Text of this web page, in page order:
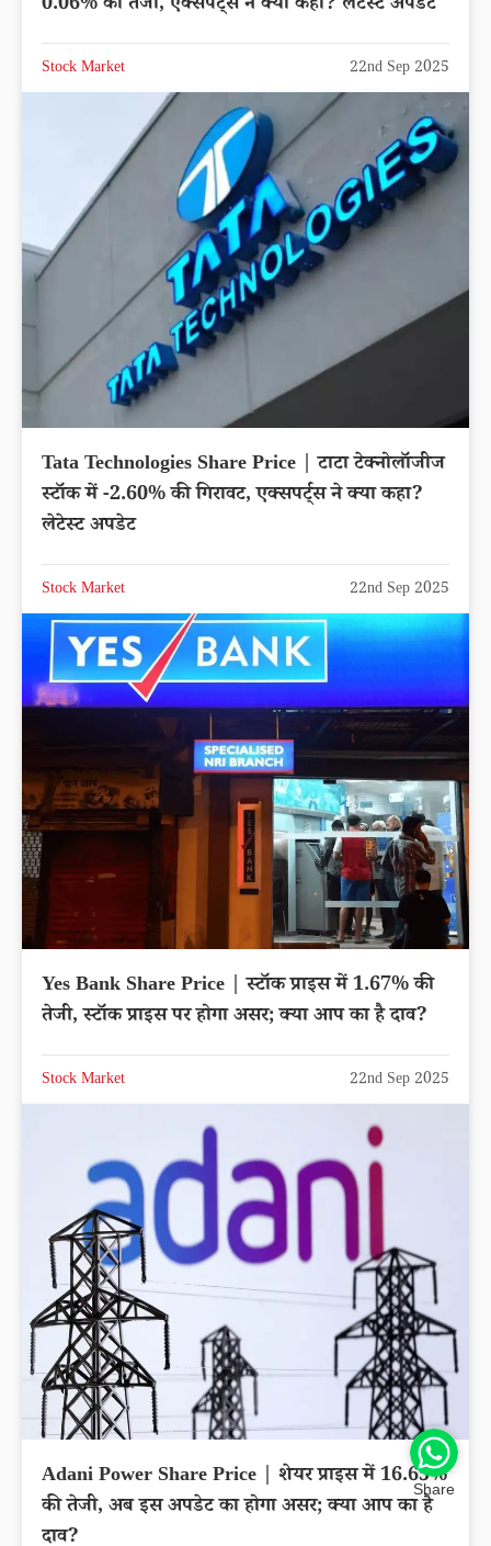
Stock Market 22nd Sep 2025
Tata Technologies Share Price | टाटा टेक्नोलॉजीज
स्टॉक में -2.60% की गिरावट, एक्सपर्ट्स ने क्या कहा?
लेटेस्ट अपडेट
Stock Market 22nd Sep 2025
Yes Bank Share Price | स्टॉक प्राइस में 1.67% की
तेजी, स्टॉक प्राइस पर होगा असर; क्या आप का है दाव?
Stock Market 22nd Sep 2025
Adani Power Share Price | शेयर प्राइस में 16.65%
की तेजी, अब इस अपडेट का होगा असर; क्या आप का है
दाव?
Share